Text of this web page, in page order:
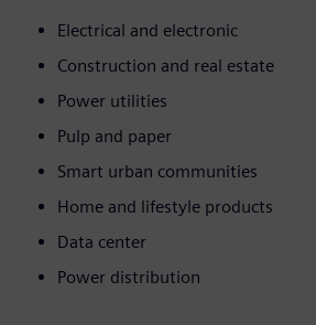
Electrical and electronic
Construction and real estate
Power utilities
Pulp and paper
Smart urban communities
Home and lifestyle products
Data center
Power distribution